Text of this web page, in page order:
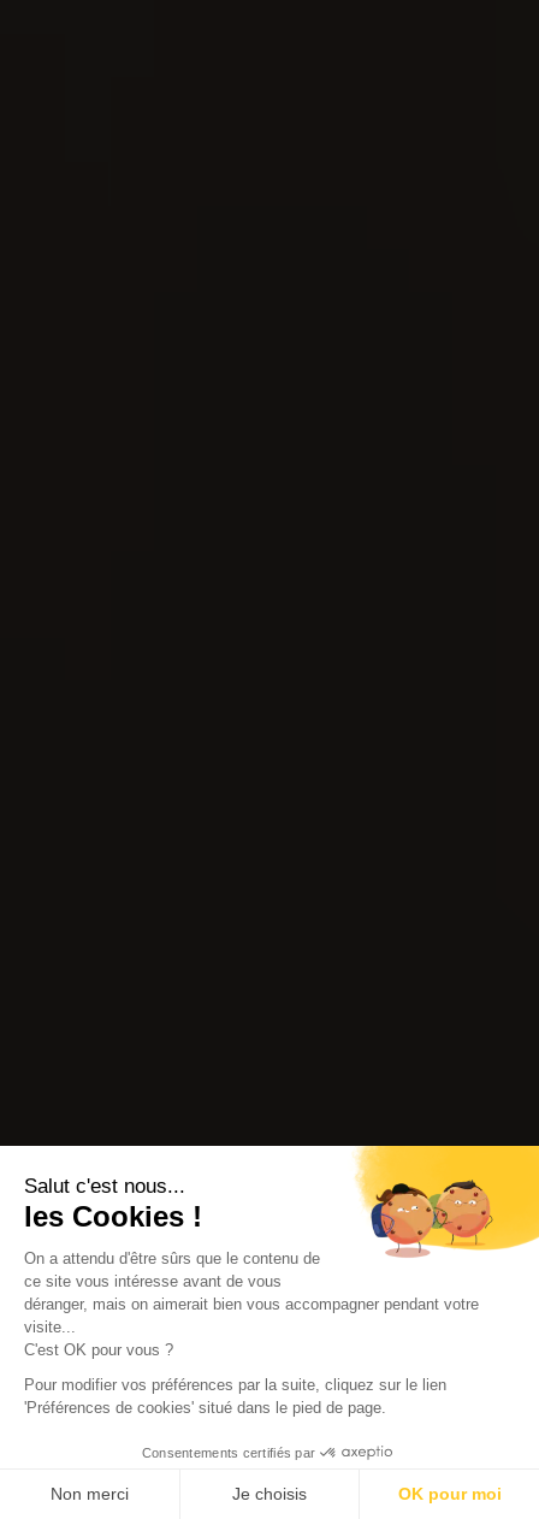
Salut c'est nous...
les Cookies !
On a attendu d'être sûrs que le contenu de
ce site vous intéresse avant de vous
déranger, mais on aimerait bien vous accompagner pendant votre
visite...
C'est OK pour vous ?
Pour modifier vos préférences par la suite, cliquez sur le lien
'Préférences de cookies' situé dans le pied de page.
Consentements certifiés par
Non merci Je choisis OK pour moi